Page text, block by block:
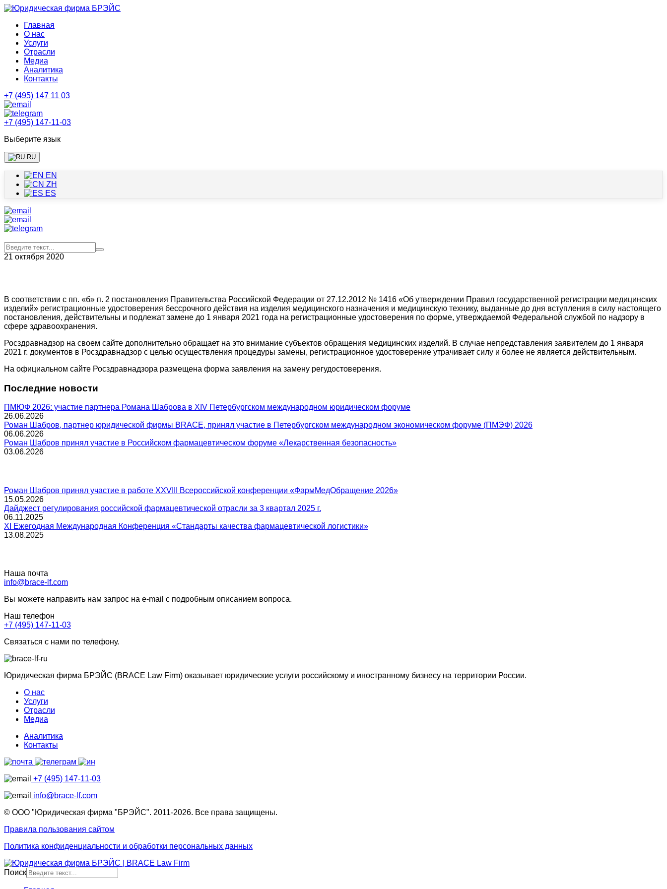
Главная
О нас
Услуги
Отрасли
Медиа
Аналитика
Контакты
+7 (495) 147 11 03
+7 (495) 147-11-03
Выберите язык
RU
EN
ZH
ES
21 октября 2020
В соответствии с пп. «б» п. 2 постановления Правительства Российской Федерации от 27.12.2012 № 1416 «Об утверждении Правил государственной регистрации медицинских
изделий» регистрационные удостоверения бессрочного действия на изделия медицинского назначения и медицинскую технику, выданные до дня вступления в силу настоящего
постановления, действительны и подлежат замене до 1 января 2021 года на регистрационные удостоверения по форме, утверждаемой Федеральной службой по надзору в
сфере здравоохранения.
Росздравнадзор на своем сайте дополнительно обращает на это внимание субъектов обращения медицинских изделий. В случае непредставления заявителем до 1 января
2021 г. документов в Росздравнадзор с целью осуществления процедуры замены, регистрационное удостоверение утрачивает силу и более не является действительным.
На официальном сайте Росздравнадзора размещена форма заявления на замену регудостоверения.
Последние новости
ПМЮФ 2026: участие партнера Романа Шаброва в XIV Петербургском международном юридическом форуме
26.06.2026
Роман Шабров, партнер юридической фирмы BRACE, принял участие в Петербургском международном экономическом форуме (ПМЭФ) 2026
06.06.2026
Роман Шабров принял участие в Российском фармацевтическом форуме «Лекарственная безопасность»
03.06.2026
Роман Шабров принял участие в работе XXVIII Всероссийской конференции «ФармМедОбращение 2026»
15.05.2026
Дайджест регулирования российской фармацевтической отрасли за 3 квартал 2025 г.
06.11.2025
XI Ежегодная Международная Конференция «Стандарты качества фармацевтической логистики»
13.08.2025
Наша почта
info@brace-lf.com
Вы можете направить нам запрос на e-mail с подробным описанием вопроса.
Наш телефон
+7 (495) 147-11-03
Связаться с нами по телефону.
Юридическая фирма БРЭЙС (BRACE Law Firm) оказывает юридические услуги российскому и иностранному бизнесу на территории России.
О нас
Услуги
Отрасли
Медиа
Аналитика
Контакты
+7 (495) 147-11-03
info@brace-lf.com
© ООО "Юридическая фирма "БРЭЙС". 2011-2026. Все права защищены.
Правила пользования сайтом
Политика конфиденциальности и обработки персональных данных
Поиск